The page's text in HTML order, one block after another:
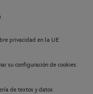
privacidad en la UE
su configuración de cookies
de textos y datos